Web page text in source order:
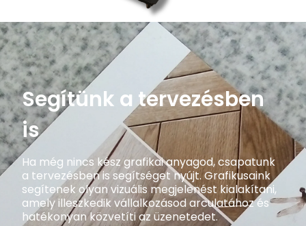
Segítünk a tervezésben
is
Ha még nincs kész grafikai anyagod, csapatunk
a tervezésben is segítséget nyújt. Grafikusaink
segítenek olyan vizuális megjelenést kialakítani,
amely illeszkedik vállalkozásod arculatához és
hatékonyan közvetíti az üzenetedet.